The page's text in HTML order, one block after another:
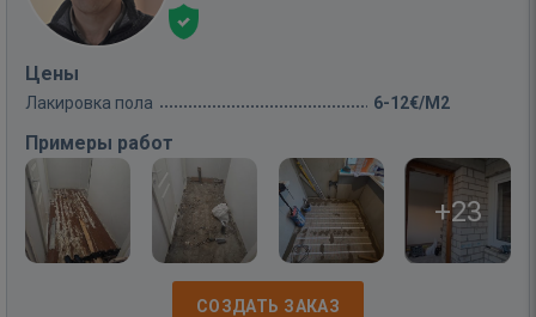
Цены
Лакировка пола 6-12€/M2
Примеры работ
+23
СОЗДАТЬ ЗАКАЗ